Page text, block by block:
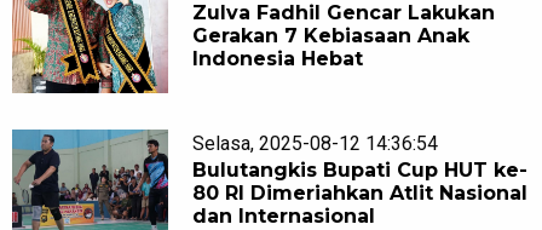
Zulva Fadhil Gencar Lakukan
Gerakan 7 Kebiasaan Anak
Indonesia Hebat
Selasa, 2025-08-12 14:36:54
Bulutangkis Bupati Cup HUT ke-
80 RI Dimeriahkan Atlit Nasional
dan Internasional